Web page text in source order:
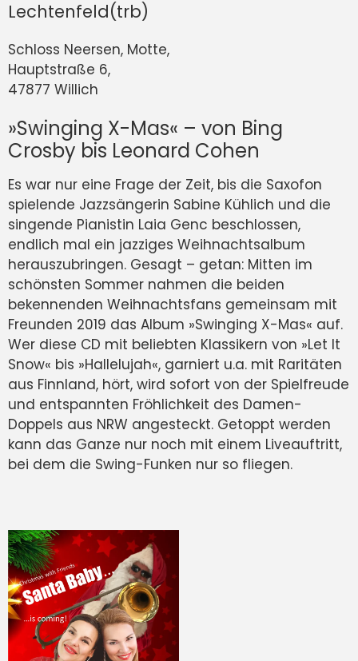
Lechtenfeld(trb)
Schloss Neersen, Motte,
Hauptstraße 6,
47877 Willich
»Swinging X-Mas« – von Bing
Crosby bis Leonard Cohen
Es war nur eine Frage der Zeit, bis die Saxofon
spielende Jazzsängerin Sabine Kühlich und die
singende Pianistin Laia Genc beschlossen,
endlich mal ein jazziges Weihnachtsalbum
herauszubringen. Gesagt – getan: Mitten im
schönsten Sommer nahmen die beiden
bekennenden Weihnachtsfans gemeinsam mit
Freunden 2019 das Album »Swinging X-Mas« auf.
Wer diese CD mit beliebten Klassikern von »Let It
Snow« bis »Hallelujah«, garniert u.a. mit Raritäten
aus Finnland, hört, wird sofort von der Spielfreude
und entspannten Fröhlichkeit des Damen-
Doppels aus NRW angesteckt. Getoppt werden
kann das Ganze nur noch mit einem Liveauftritt,
bei dem die Swing-Funken nur so fliegen.